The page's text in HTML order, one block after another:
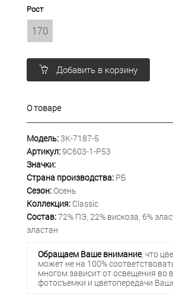
Рост
170
Добавить в корзину
О товаре
Модель:3К-7187-5
Артикул:9С603-1-Р53
Значки:
Страна производства: РБ
Сезон:Осень
Коллекция: Classic
Состав:72% ПЭ, 22% вискоза, 6%
эластан
Обращаем Ваше внимание, что
может не на 100%
многом зависит от освещения во
фотосъемки и цветопередачи